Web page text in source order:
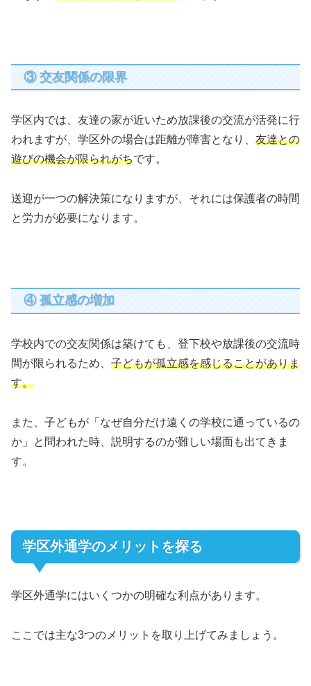
③ 交友関係の限界
学区内では、友達の家が近いため放課後の交流が活発に行
われますが、学区外の場合は距離が障害となり、 友達との
遊びの機会が限られがちです。
送迎が一つの解決策になりますが、それには保護者の時間
と労力が必要になります。
④ 孤立感の増加
学校内での交友関係は築けても、登下校や放課後の交流時
間が限られるため、 子どもが孤立感を感じることがありま
す。
また、子どもが「なぜ自分だけ遠くの学校に通っているの
か」と問われた時、説明するのが難しい場面も出てきま
す。
学区外通学のメリットを探る
学区外通学にはいくつかの明確な利点があります。
ここでは主な3つのメリットを取り上げてみましょう。